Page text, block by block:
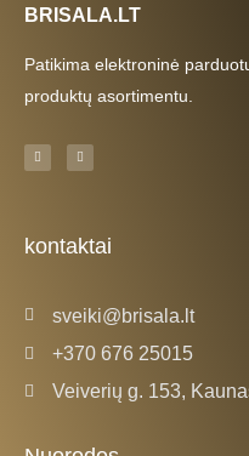
BRISALA.LT
Patikima elektroninė
produktų asortimentu.
F
a
c
-
f
I
n
s
m
kontaktai
sveiki@brisala.lt
+370 676 25015
Veiverių g. 153,